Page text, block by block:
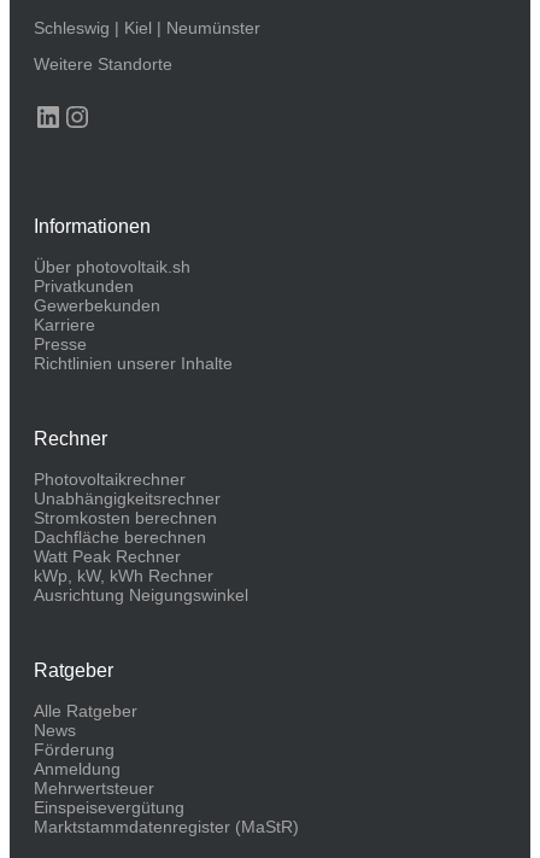
Schleswig | Kiel | Neumünster
Weitere Standorte
LinkedIn
Instagram
Informationen
Über photovoltaik.sh
Privatkunden
Gewerbekunden
Karriere
Presse
Richtlinien unserer Inhalte
Rechner
Photovoltaikrechner
Unabhängigkeitsrechner
Stromkosten berechnen
Dachfläche berechnen
Watt Peak Rechner
kWp, kW, kWh Rechner
Ausrichtung Neigungswinkel
Ratgeber
Alle Ratgeber
News
Förderung
Anmeldung
Mehrwertsteuer
Einspeisevergütung
Marktstammdaten­register (MaStR)